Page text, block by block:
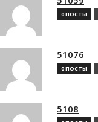
0 ПОСТЫ
51076
0 ПОСТЫ
5108